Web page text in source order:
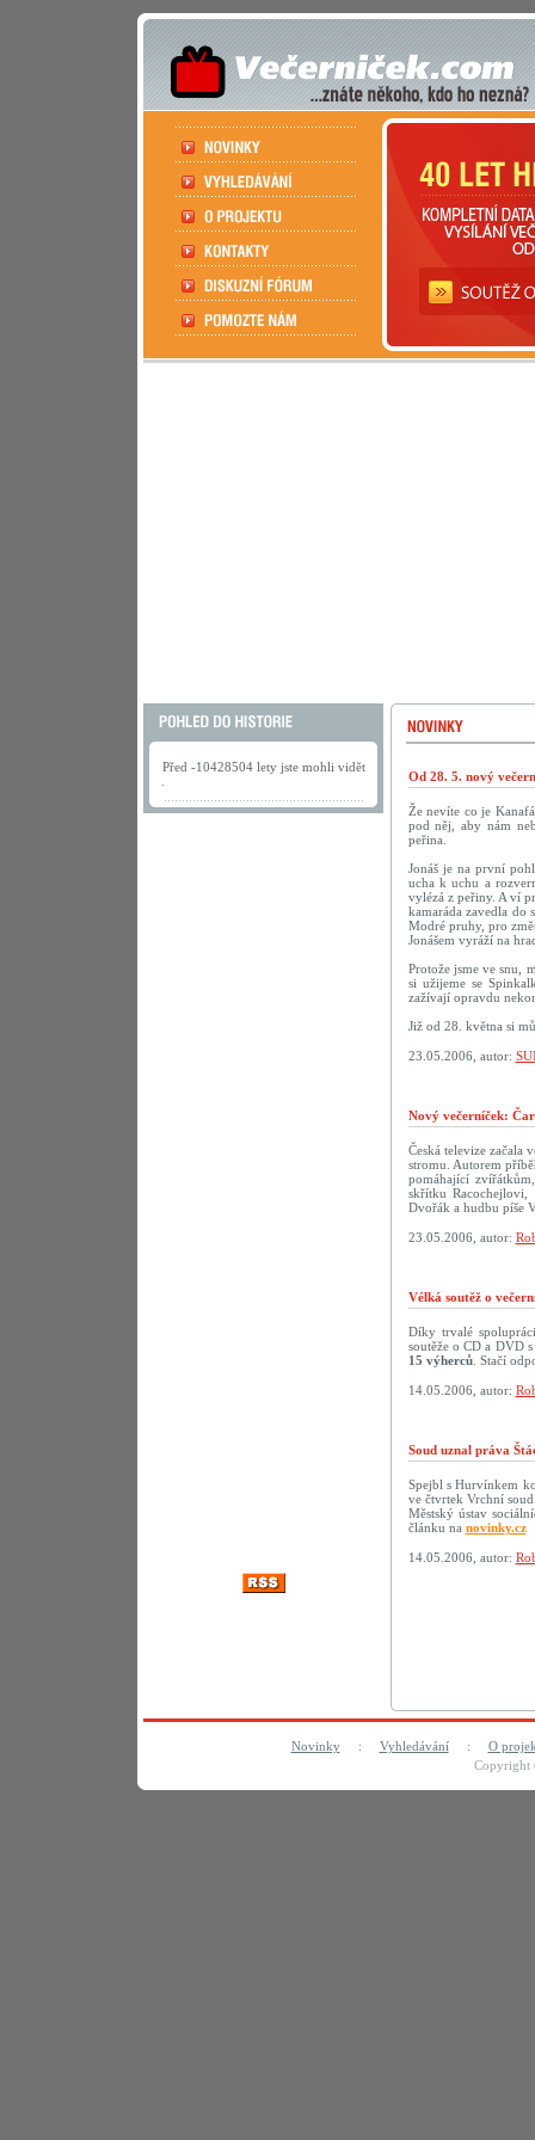
Před -10428504 lety jste mohli vidět
Od 28. 5. nový
Že nevíte co je
pod něj, aby nám
peřina.
Jonáš je na první
ucha k uchu a
vylézá z peřiny. A ví
kamaráda zavedla do
Modré pruhy, pro
Jonášem vyráží na
Protože jsme ve snu,
si užijeme se
zažívají opravdu
Již od 28. května si
23.05.2006, autor:
Nový večerníček:
Česká televize začala
stromu. Autorem
pomáhající
skřítku
Dvořák a hudbu píše
23.05.2006, autor:
Vélká soutěž o
Díky trvalé
soutěže o CD a DVD
15 výherců. Stačí
14.05.2006, autor:
Soud uznal práva
Spejbl s Hurvínkem
ve čtvrtek Vrchní
Městský ústav
článku na novinky.cz
14.05.2006, autor:
Novinky: Vyhledávání: O
Copyright